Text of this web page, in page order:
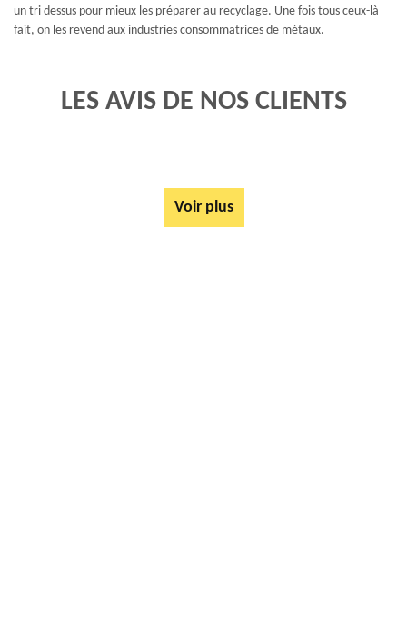
un tri dessus pour mieux les préparer au recyclage. Une fois tous ceux-là
fait, on les revend aux industries consommatrices de métaux.
LES AVIS DE NOS CLIENTS
Voir plus